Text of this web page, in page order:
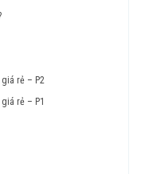
rẻ – P2
rẻ – P1